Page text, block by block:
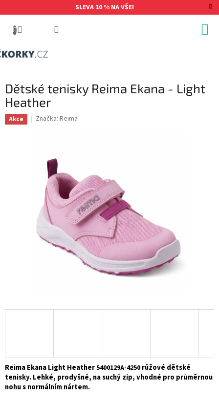
na
SLEVA 10 % NA VŠE!
Dětské tenisky Reima Ekana - Light
Heather
Akce Značka: Reima
Reima Ekana Light Heather5400129A-4250 růžové dětské
tenisky. Lehké, prodyšné, na suchý zip, vhodné pro průměrnou
nohu s normálním nártem.